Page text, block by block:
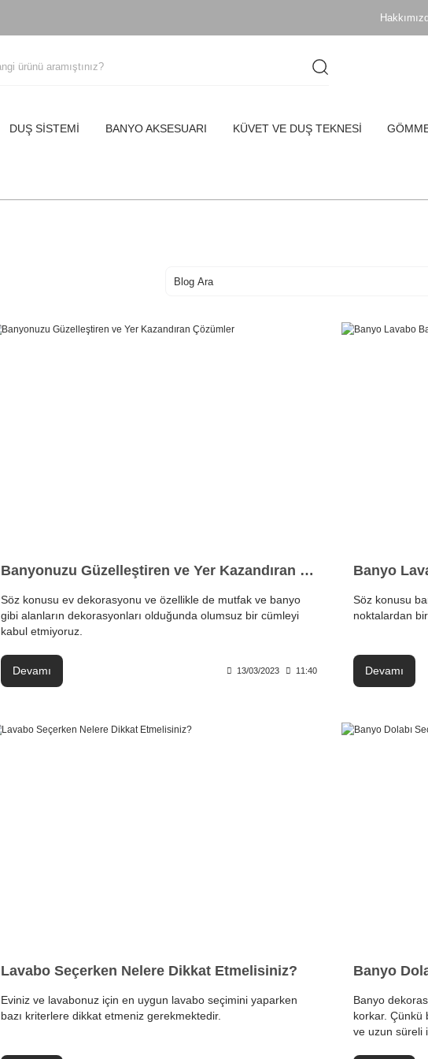
DUŞ SİSTEMİ BANYO AKSESUARI KÜVET VE DUŞ TEKNESİ
Banyonuzu Güzelleştiren ve Yer Kazandıran Çözümler
Söz konusu ev dekorasyonu ve özellikle de mutfak ve banyo
gibi alanların dekorasyonları olduğunda olumsuz bir cümleyi
kabul etmiyoruz.
Devamı 13/03/2023 11:40
Banyo
Söz konusu
noktalardan
Devamı
Lavabo Seçerken Nelere Dikkat Etmelisiniz?
Eviniz ve lavabonuz için en uygun lavabo seçimini yaparken
bazı kriterlere dikkat etmeniz gerekmektedir.
Banyo
korkar. Çünkü
ve uzun süreli